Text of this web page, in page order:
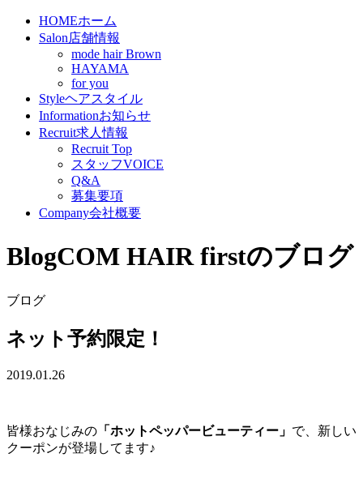
HOMEホーム
Salon店舗情報
mode hair Brown
HAYAMA
for you
Styleヘアスタイル
Informationお知らせ
Recruit求人情報
Recruit Top
スタッフVOICE
Q&A
募集要項
Company会社概要
BlogCOM HAIR firstのブログ
ブログ
ネット予約限定！
2019.01.26
皆様おなじみの 「ホットペッパービューティー」 で、新しい
クーポンが登場してます♪